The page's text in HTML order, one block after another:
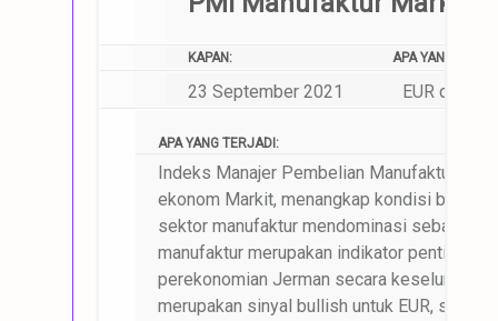
KAPAN: APA YANG AKAN
23 September 2021 EUR dan
APA YANG TERJADI:
Indeks Manajer Pembelian Manufaktur
ekonom Markit, menangkap kondisi bisnis
sektor manufaktur mendominasi sebagian
manufaktur merupakan indikator penting
perekonomian Jerman secara keseluruhan.
merupakan sinyal bullish untuk EUR,